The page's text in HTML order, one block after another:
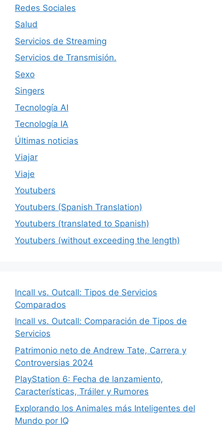
Redes Sociales
Salud
Servicios de Streaming
Servicios de Transmisión.
Sexo
Singers
Tecnología AI
Tecnología IA
Últimas noticias
Viajar
Viaje
Youtubers
Youtubers (Spanish Translation)
Youtubers (translated to Spanish)
Youtubers (without exceeding the length)
Incall vs. Outcall: Tipos de Servicios
Comparados
Incall vs. Outcall: Comparación de Tipos de
Servicios
Patrimonio neto de Andrew Tate, Carrera y
Controversias 2024
PlayStation 6: Fecha de lanzamiento,
Características, Tráiler y Rumores
Explorando los Animales más Inteligentes del
Mundo por IQ